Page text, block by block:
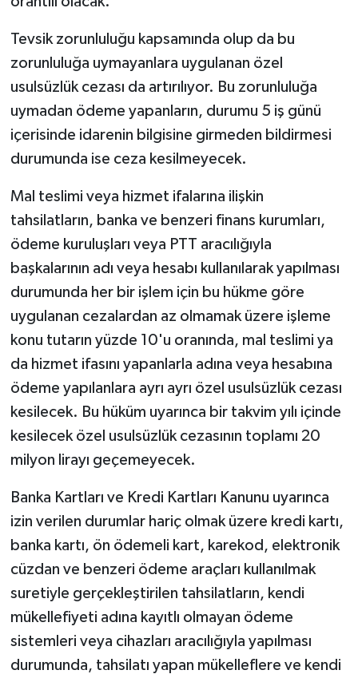
Tevsik zorunluluğu kapsamında olup da bu
zorunluluğa uymayanlara uygulanan özel
usulsüzlük cezası da artırılıyor. Bu zorunluluğa
uymadan ödeme yapanların, durumu 5 iş günü
içerisinde idarenin bilgisine girmeden bildirmesi
durumunda ise ceza kesilmeyecek.
Mal teslimi veya hizmet ifalarına ilişkin
tahsilatların, banka ve benzeri finans kurumları,
ödeme kuruluşları veya PTT aracılığıyla
başkalarının adı veya hesabı kullanılarak yapılması
durumunda her bir işlem için bu hükme göre
uygulanan cezalardan az olmamak üzere işleme
konu tutarın yüzde 10'u oranında, mal teslimi ya
da hizmet ifasını yapanlarla adına veya hesabına
ödeme yapılanlara ayrı ayrı özel usulsüzlük cezası
kesilecek. Bu hüküm uyarınca bir takvim yılı içinde
kesilecek özel usulsüzlük cezasının toplamı 20
milyon lirayı geçemeyecek.
Banka Kartları ve Kredi Kartları Kanunu uyarınca
izin verilen durumlar hariç olmak üzere kredi kartı,
banka kartı, ön ödemeli kart, karekod, elektronik
cüzdan ve benzeri ödeme araçları kullanılmak
suretiyle gerçekleştirilen tahsilatların, kendi
mükellefiyeti adına kayıtlı olmayan ödeme
sistemleri veya cihazları aracılığıyla yapılması
durumunda, tahsilatı yapan mükelleflere ve kendi